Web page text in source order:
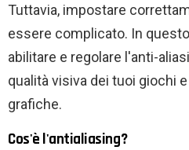
Tuttavia, impostare
essere complicato. In
abilitare e regolare l'anti-
qualità visiva dei tuoi giochi
grafiche.
Cos'è l'antialiasing?